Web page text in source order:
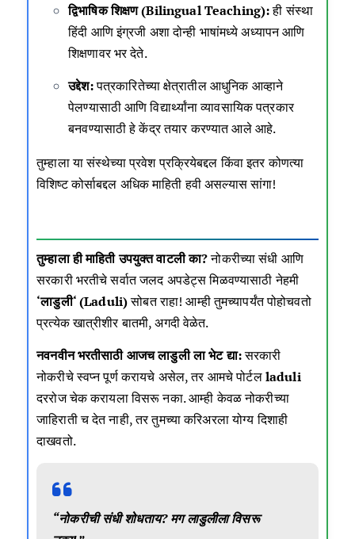
द्विभाषिक शिक्षण (Bilingual Teaching):ही संस्था
हिंदी आणि इंग्रजी अशा दोन्ही भाषांमध्ये अध्यापन आणि
शिक्षणावर भर देते.
उद्देश:पत्रकारितेच्या क्षेत्रातील आधुनिक आव्हाने
पेलण्यासाठी आणि विद्यार्थ्यांना व्यावसायिक पत्रकार
बनवण्यासाठी हे केंद्र तयार करण्यात आले आहे.
तुम्हाला या संस्थेच्या प्रवेश प्रक्रियेबद्दल किंवा इतर कोणत्या
विशिष्ट कोर्साबद्दल अधिक माहिती हवी असल्यास सांगा!
तुम्हाला ही माहिती उपयुक्त वाटली का?नोकरीच्या संधी आणि
सरकारी भरतीचे सर्वात जलद अपडेट्स मिळवण्यासाठी नेहमी
‘लाडुली‘ (Laduli)सोबत राहा! आम्ही तुमच्यापर्यंत पोहोचवतो
प्रत्येक खात्रीशीर बातमी, अगदी वेळेत.
नवनवीन भरतीसाठी आजचलाडुलीला भेट द्या:सरकारी
नोकरीचे स्वप्न पूर्ण करायचे असेल, तर आमचे पोर्टलladuli
दररोज चेक करायला विसरू नका. आम्ही केवळ नोकरीच्या
जाहिराती च देत नाही, तर तुमच्या करिअरला योग्य दिशाही
दाखवतो.
“नोकरीची संधी शोधताय? मग लाडुलीला विसरू